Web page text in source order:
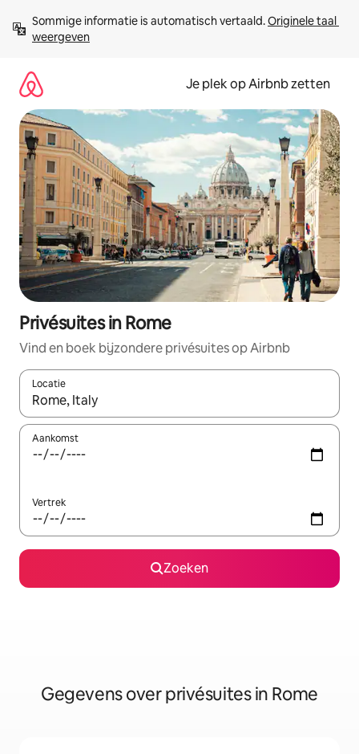
direct
naar
Sommige informatie is automatisch vertaald. Originele taal
weergeven
Je plek op Airbnb zetten
Privésuites in Rome
Vind en boek bijzondere privésuites op Airbnb
Locatie
Wanneer er resultaten beschikbaar zijn, maak je een keuze
Aankomst
Vertrek
Zoeken
Gegevens over privésuites in Rome